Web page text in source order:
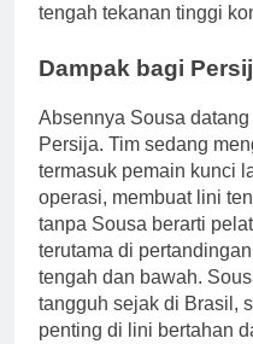
tengah tekanan tinggi
Dampak bagi
Absennya Sousa
Persija. Tim sedang
termasuk pemain kunci
operasi, membuat lini
tanpa Sousa berarti
terutama di
tengah dan bawah.
tangguh sejak di Brasil,
penting di lini bertahan